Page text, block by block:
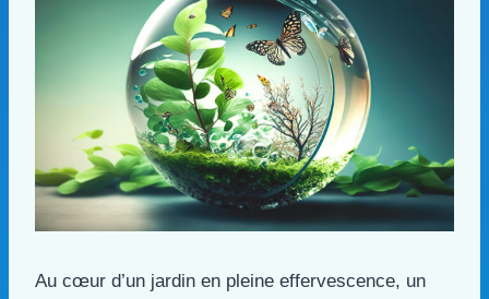
Au cœur d’un jardin en pleine effervescence, un